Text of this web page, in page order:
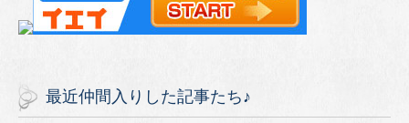
最近仲間入りした記事たち♪